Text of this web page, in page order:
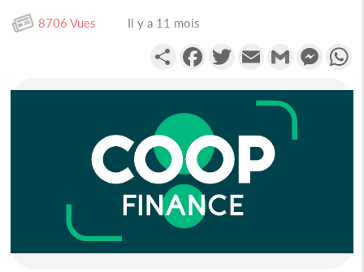
8706 Vues Il y a 11 mois
PartagerFacebookTwitterEmail Gmail